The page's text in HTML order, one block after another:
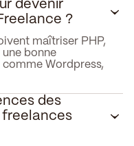
devenir
?
maîtriser PHP,
bonne
Wordpress,
des
freelances